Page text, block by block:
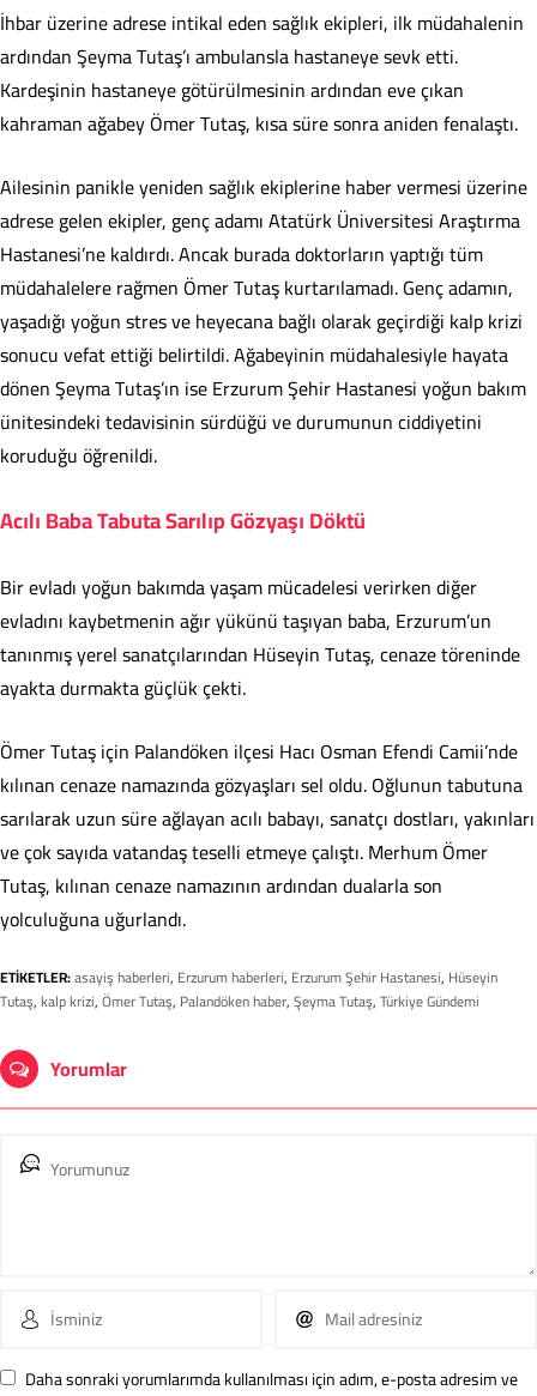
İhbar üzerine adrese intikal eden sağlık ekipleri, ilk müdahalenin
ardından Şeyma Tutaş’ı ambulansla hastaneye sevk etti.
Kardeşinin hastaneye götürülmesinin ardından eve çıkan
kahraman ağabey Ömer Tutaş, kısa süre sonra aniden fenalaştı.
Ailesinin panikle yeniden sağlık ekiplerine haber vermesi üzerine
adrese gelen ekipler, genç adamı Atatürk Üniversitesi Araştırma
Hastanesi’ne kaldırdı. Ancak burada doktorların yaptığı tüm
müdahalelere rağmen Ömer Tutaş kurtarılamadı. Genç adamın,
yaşadığı yoğun stres ve heyecana bağlı olarak geçirdiği kalp krizi
sonucu vefat ettiği belirtildi. Ağabeyinin müdahalesiyle hayata
dönen Şeyma Tutaş’ın ise Erzurum Şehir Hastanesi yoğun bakım
ünitesindeki tedavisinin sürdüğü ve durumunun ciddiyetini
koruduğu öğrenildi.
Acılı Baba Tabuta Sarılıp Gözyaşı Döktü
Bir evladı yoğun bakımda yaşam mücadelesi verirken diğer
evladını kaybetmenin ağır yükünü taşıyan baba, Erzurum’un
tanınmış yerel sanatçılarından Hüseyin Tutaş, cenaze töreninde
ayakta durmakta güçlük çekti.
Ömer Tutaş için Palandöken ilçesi Hacı Osman Efendi Camii’nde
kılınan cenaze namazında gözyaşları sel oldu. Oğlunun tabutuna
sarılarak uzun süre ağlayan acılı babayı, sanatçı dostları, yakınları
ve çok sayıda vatandaş teselli etmeye çalıştı. Merhum Ömer
Tutaş, kılınan cenaze namazının ardından dualarla son
yolculuğuna uğurlandı.
ETİKETLER:asayiş haberleri, Erzurum haberleri, Erzurum Şehir Hastanesi, Hüseyin
Tutaş, kalp krizi,Ömer Tutaş, Palandöken haber,Şeyma Tutaş,Türkiye Gündemi
Yorumlar
Daha sonraki yorumlarımda kullanılması için adım, e-posta adresim ve